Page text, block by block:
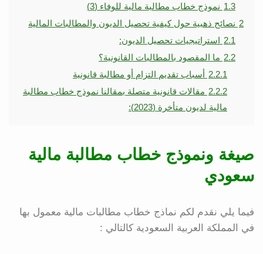
1.3 نموذج خطاب مطالبة مالية للوفاء (3)
2 نصائح ذهبية حول كيفية تحصيل الديون والمطالبات المالية
2.1 استراتيجيات تحصيل الديون:
2.2 ما المقصود بالمطالبات القانونية؟
2.2.1 أسباب تقديم التزام أو مطالبة قانونية
2.2.2 مقالات قانونية متصلة بمقالنا نموذج خطاب مطالبة
مالية لديون متأخرة (2023):
صيغة ونموذج خطاب مطالبة مالية
سعودي
فيما يلي نقدم لكم نماذج خطاب مطالبات مالية معمول بها
في المملكة العربية السعودية كالتالي :